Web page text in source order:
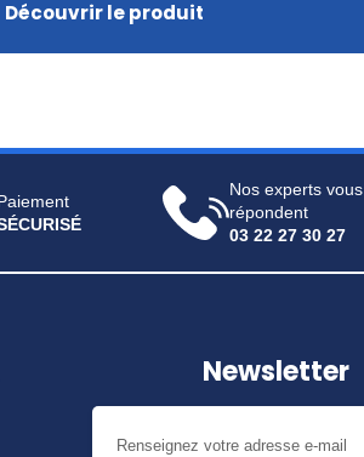
Découvrir le produit
Nos experts vous
répondent
03 22 27 30 27
Newsletter